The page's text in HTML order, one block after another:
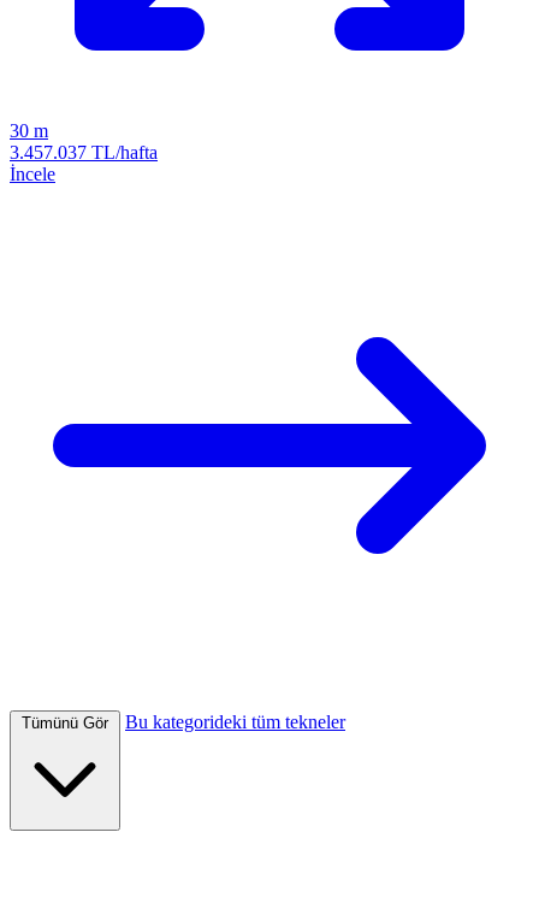
30 m
3.457.037 TL/hafta
İncele
Tümünü Gör Bu kategorideki tüm tekneler